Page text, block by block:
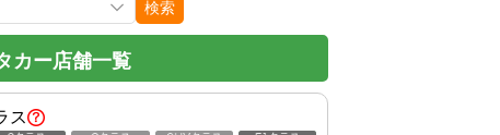
検索
カー店舗一覧
ス